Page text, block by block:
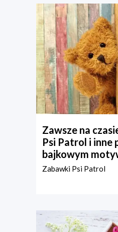
Zawsze na
Psi Patrol i inne
bajkowym
Zabawki Psi Patrol